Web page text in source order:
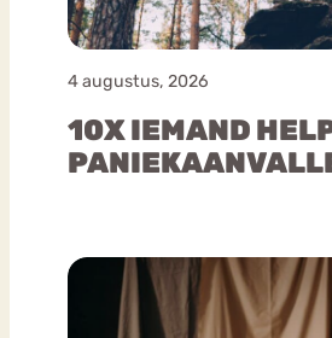
4 augustus, 2026
10X IEMAND